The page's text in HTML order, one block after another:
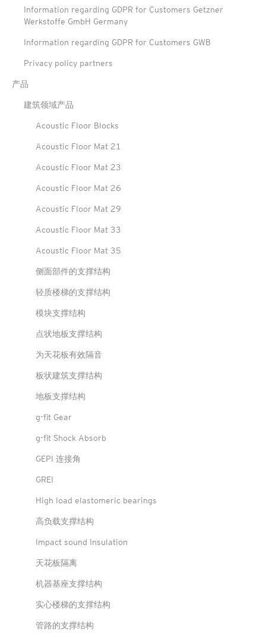
Information regarding GDPR for Customers Getzner
Werkstoffe GmbH Germany
Information regarding GDPR for Customers GWB
Privacy policy partners
产品
建筑领域产品
Acoustic Floor Blocks
Acoustic Floor Mat 21
Acoustic Floor Mat 23
Acoustic Floor Mat 26
Acoustic Floor Mat 29
Acoustic Floor Mat 33
Acoustic Floor Mat 35
侧面部件的支撑结构
轻质楼梯的支撑结构
模块支撑结构
点状地板支撑结构
为天花板有效隔音
板状建筑支撑结构
地板支撑结构
g-fit Gear
g-fit Shock Absorb
GEPI 连接角
GREI
High load elastomeric bearings
高负载支撑结构
Impact sound Insulation
天花板隔离
机器基座支撑结构
实心楼梯的支撑结构
管路的支撑结构